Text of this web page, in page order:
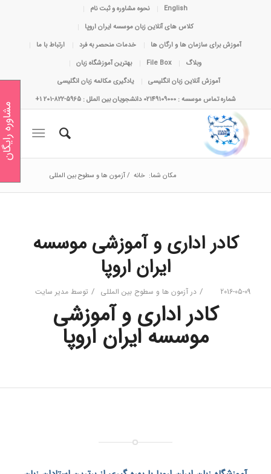
English
نحوه مشاوره و ثبت نام
کلاس های آنلاین زبان موسسه ایران اروپا
آموزش برای سازمان ها و ارگان ها
خدمات منحصر به فرد
ارتباط با ما
وبلاگ
File Box
بهترین آموزشگاه زبان
آموزش آنلاین زبان انگلیسی
یادگیری مکالمه زبان انگلیسی
شماره تماس موسسه : 02149109000 دانشجویان بین الملل : 5965-822-201 1+
مکان شما: خانه /آزمون ها و سطوح بین المللی
کادر اداری و آموزشی موسسه
ایران اروپا
2016-05-09
/ درآزمون ها و سطوح بین المللی / توسطمدیر سایت
کادر اداری و آموزشی
موسسه ایران اروپا